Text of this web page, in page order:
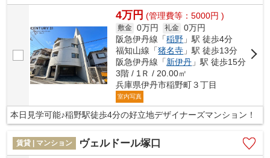
4万円 (管理費等：5000円 )
敷金 0万円 礼金 0万円
阪急伊丹線「稲野 」駅 徒歩4分
福知山線「猪名寺 」駅 徒歩13分
阪急伊丹線「新伊丹 」駅 徒歩15分
3階 / 1Ｒ / 20.00㎡
兵庫県伊丹市稲野町３丁目
室内写真
本日見学可能♪稲野駅徒歩4分の好立地デザイナーズマンション！
賃貸 | マンション ヴェルドール塚口